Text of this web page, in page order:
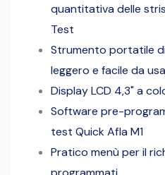
quantitativa delle
Test
Strumento portatile
leggero e facile da
Display LCD 4,3" a
Software pre-
test Quick Afla M1
Pratico menù per il